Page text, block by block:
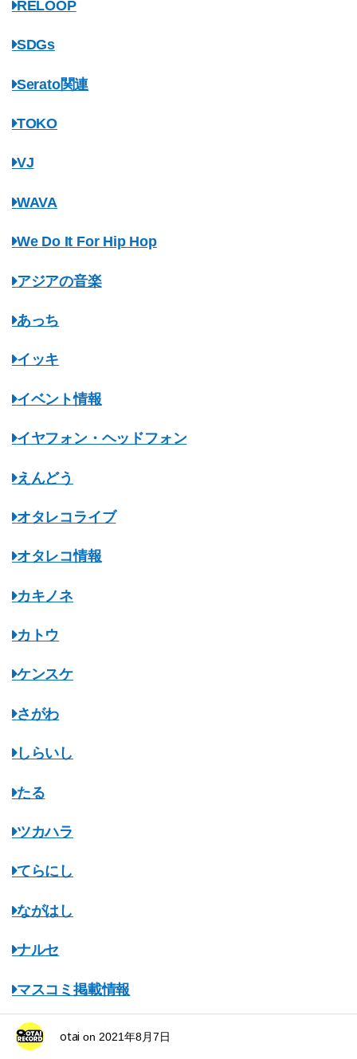
RELOOP
SDGs
Serato関連
TOKO
VJ
WAVA
We Do It For Hip Hop
アジアの音楽
あっち
イッキ
イベント情報
イヤフォン・ヘッドフォン
えんどう
オタレコライブ
オタレコ情報
カキノネ
カトウ
ケンスケ
さがわ
しらいし
たる
ツカハラ
てらにし
ながはし
ナルセ
マスコミ掲載情報
みちのくオタレコ
otai on 2021年8月7日